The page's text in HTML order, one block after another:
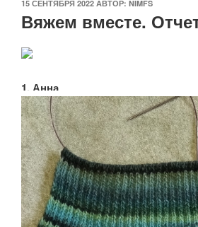
ОПУБЛИКОВАНО
15 СЕНТЯБРЯ 2022 АВТОР: NIMFS
Вяжем вместе.
1. Анна